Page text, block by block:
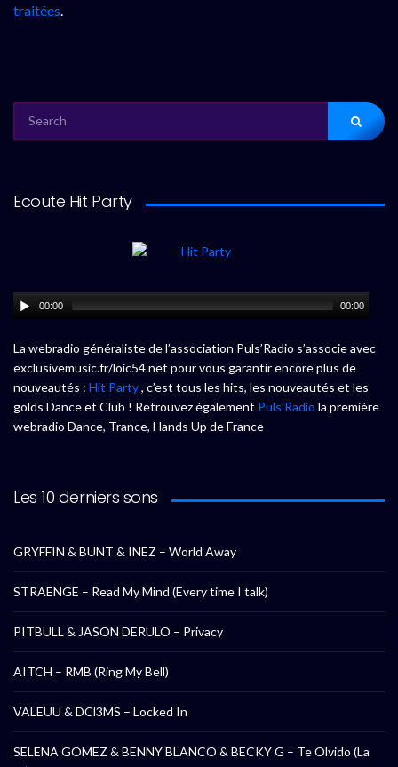
traitées.
FOR:
Ecoute Hit Party
00:00 00:00
La webradio généraliste de l’association Puls’Radio s’associe avec
exclusivemusic.fr/loic54.net pour vous garantir encore plus de
nouveautés : Hit Party, c’est tous les hits, les nouveautés et les
golds Dance et Club ! Retrouvez également Puls’Radio la première
webradio Dance, Trance, Hands Up de France
Les 10 derniers sons
GRYFFIN & BUNT & INEZ – World Away
STRAENGE – Read My Mind (Every time I talk)
PITBULL & JASON DERULO – Privacy
AITCH – RMB (Ring My Bell)
VALEUU & DCl3MS – Locked In
SELENA GOMEZ & BENNY BLANCO & BECKY G – Te Olvido (La